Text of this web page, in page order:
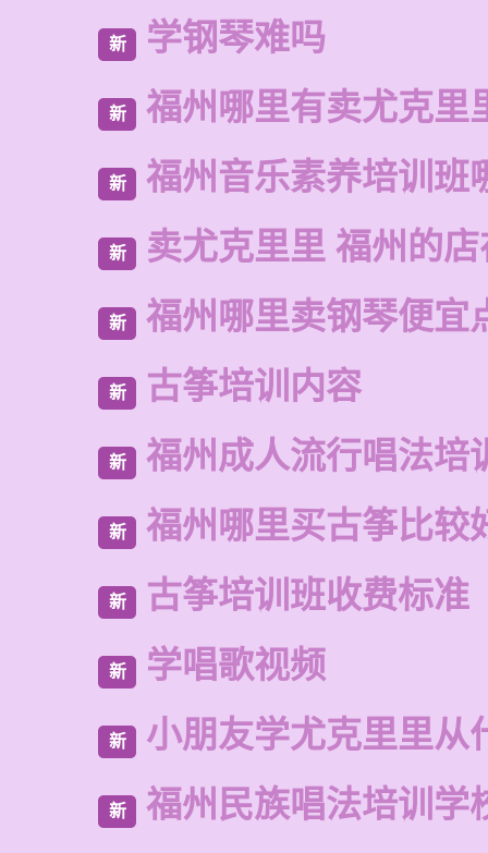
新 学钢琴难吗
新 福州哪里有卖尤克里
新 福州音乐素养培训班
新 卖尤克里里 福州的
新 福州哪里卖钢琴便宜
新 古筝培训内容
新 福州成人流行唱法培
新 福州哪里买古筝比较
新 古筝培训班收费标准
新 学唱歌视频
新 小朋友学尤克里里从
新 福州民族唱法培训学